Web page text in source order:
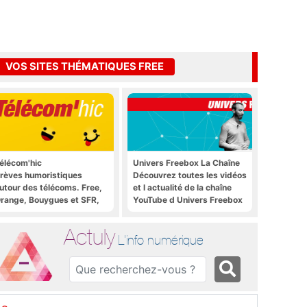
VOS SITES THÉMATIQUES FREE
humoristiques
des télécoms. Free,
Bouygues et SFR,
Univers Freebox La Chaîne
Découvrez toutes les vidéos
et l actualité de la chaîne
YouTube d Univers Freebox
Actuly L'info numérique